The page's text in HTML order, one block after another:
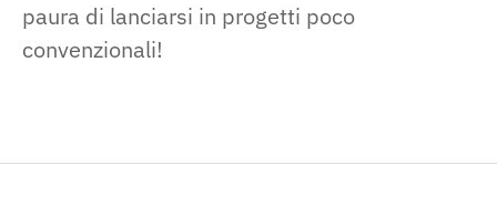
paura di lanciarsi in progetti poco
convenzionali!